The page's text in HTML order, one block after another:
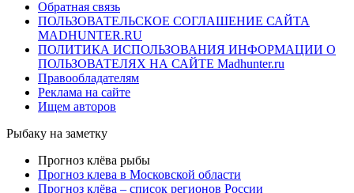
Обратная связь
ПОЛЬЗОВАТЕЛЬСКОЕ СОГЛАШЕНИЕ САЙТА
MADHUNTER.RU
ПОЛИТИКА ИСПОЛЬЗОВАНИЯ ИНФОРМАЦИИ О
ПОЛЬЗОВАТЕЛЯХ НА САЙТЕ Madhunter.ru
Правообладателям
Реклама на сайте
Ищем авторов
Рыбаку на заметку
Прогноз клёва рыбы
Прогноз клева в Московской области
Прогноз клёва – список регионов России